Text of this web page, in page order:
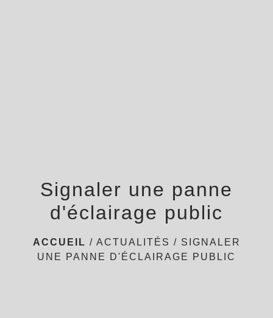
Signaler une panne
d'éclairage public
ACCUEIL / ACTUALITÉS / SIGNALER
UNE PANNE D'ÉCLAIRAGE PUBLIC